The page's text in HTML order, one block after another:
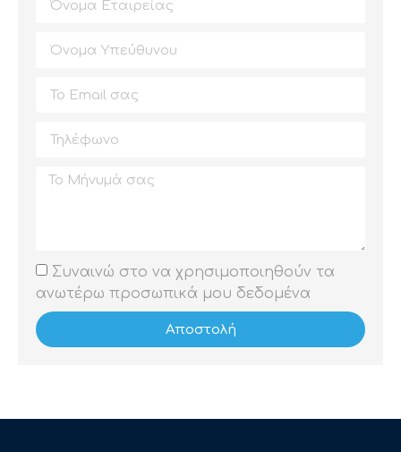
Συναινώ στο να χρησιμοποιηθούν τα
ανωτέρω προσωπικά μου δεδομένα
Αποστολή